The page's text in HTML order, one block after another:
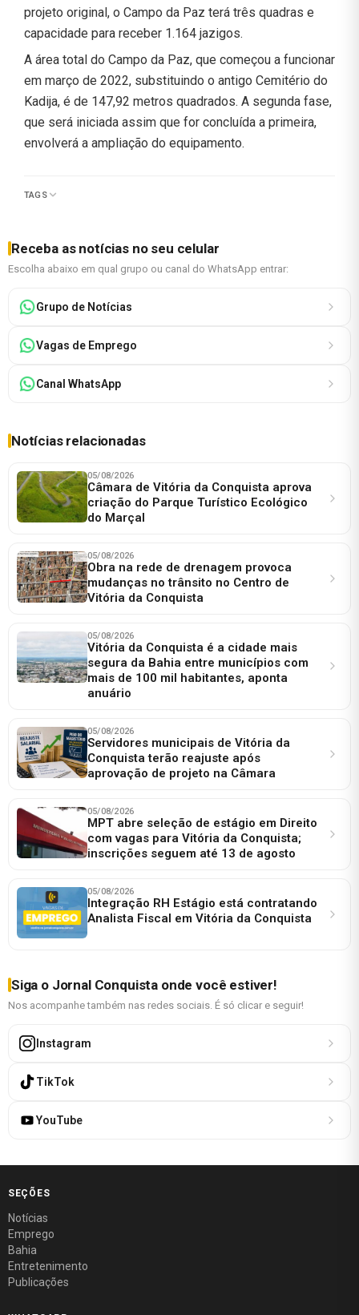
projeto original, o Campo da Paz terá três quadras e
capacidade para receber 1.164 jazigos.
A área total do Campo da Paz, que começou a funcionar
em março de 2022, substituindo o antigo Cemitério do
Kadija, é de 147,92 metros quadrados. A segunda fase,
que será iniciada assim que for concluída a primeira,
envolverá a ampliação do equipamento.
TAGS
Receba as notícias no seu celular
Escolha abaixo em qual grupo ou canal do WhatsApp entrar:
Grupo de Notícias
Vagas de Emprego
Canal WhatsApp
Notícias relacionadas
05/08/2026
Câmara de Vitória da Conquista aprova
criação do Parque Turístico Ecológico
do Marçal
05/08/2026
Obra na rede de drenagem provoca
mudanças no trânsito no Centro de
Vitória da Conquista
05/08/2026
Vitória da Conquista é a cidade mais
segura da Bahia entre municípios com
mais de 100 mil habitantes, aponta
anuário
05/08/2026
Servidores municipais de Vitória da
Conquista terão reajuste após
aprovação de projeto na Câmara
05/08/2026
MPT abre seleção de estágio em Direito
com vagas para Vitória da Conquista;
inscrições seguem até 13 de agosto
05/08/2026
Integração RH Estágio está contratando
Analista Fiscal em Vitória da Conquista
Siga o Jornal Conquista onde você estiver!
Nos acompanhe também nas redes sociais. É só clicar e seguir!
Instagram
TikTok
YouTube
SEÇÕES
Notícias
Emprego
Bahia
Entretenimento
Publicações